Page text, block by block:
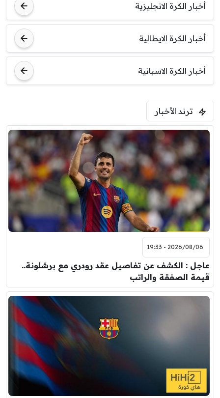
أخبار الكرة الانجليزية
أخبار الكرة الايطالية
أخبار الكرة الاسبانية
ترند الأخبار
2026/08/06 - 19:33
عاجل : الكشف عن تفاصيل عقد رودري مع برشلونة..
قيمة الصفقة والراتب